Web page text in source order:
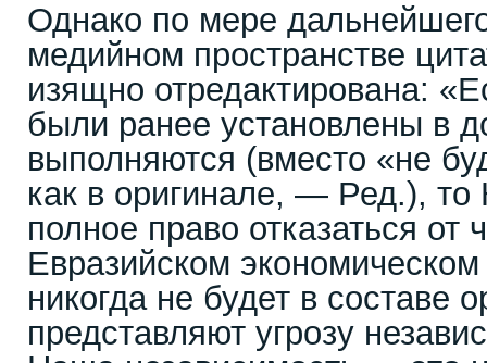
Однако по мере
медийном пространстве
изящно отредактирована:
были ранее установлены в
выполняются (вместо «не
как в оригинале, — Ред.), то
полное право отказаться от
Евразийском
никогда не будет в составе
представляют угрозу